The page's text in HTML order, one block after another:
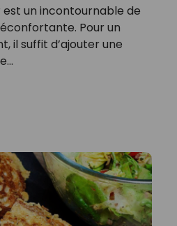
un incontournable de
Pour un
il suffit d’ajouter une